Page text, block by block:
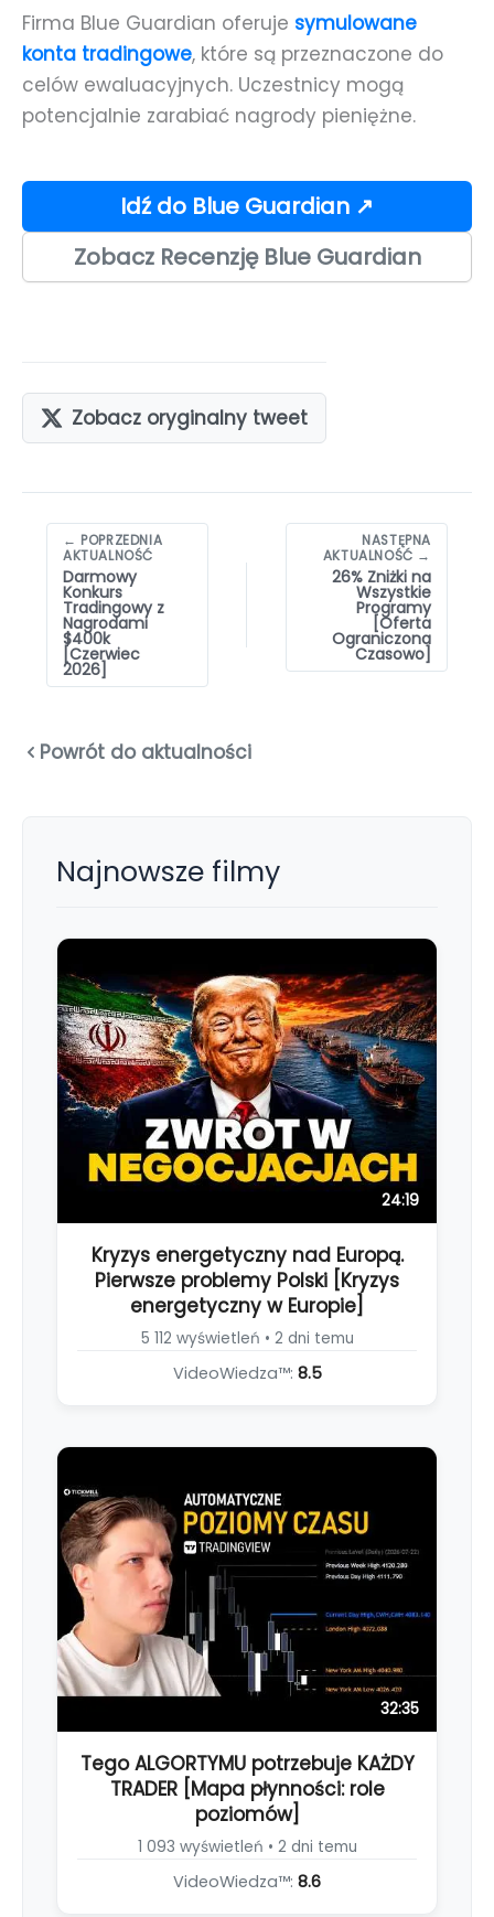
Firma Blue Guardian oferuje symulowane
konta tradingowe, które są przeznaczone do
celów ewaluacyjnych. Uczestnicy mogą
potencjalnie zarabiać nagrody pieniężne.
Idź do Blue Guardian ↗
Zobacz Recenzję Blue Guardian
Zobacz oryginalny tweet
Nawigacja
wpisów
← POPRZEDNIA
AKTUALNOŚĆ
Darmowy
Konkurs
Tradingowy z
Nagrodami
$400k
[Czerwiec
2026]
NASTĘPNA
AKTUALNOŚĆ →
26% Zniżki na
Wszystkie
Programy
[Oferta
Ograniczona
Czasowo]
Powrót do aktualności
Najnowsze filmy
24:19
Kryzys energetyczny nad Europą.
Pierwsze problemy Polski [Kryzys
energetyczny w Europie]
5 112 wyświetleń • 2 dni temu
VideoWiedza™: 8.5
32:35
Tego ALGORTYMU potrzebuje KAŻDY
TRADER [Mapa płynności: role
poziomów]
1 093 wyświetleń • 2 dni temu
VideoWiedza™: 8.6